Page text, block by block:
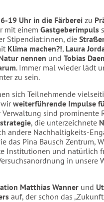
19 Uhr in die Färberei zu
mit einem Gastgeberimpuls
Stipendiat:innen, die
Klima machen?!, Laura
nennen und Tobias
. Immer mal wieder lädt
zu sein.
sich Teilnehmende
weiterführende Impulse
Verwaltung sind
, die unterzeichnete
andere Nachhaltigkeits-
das Pina Bausch Zentrum,
Institutionen und natürlich
in unsere
Matthias Wanner und
auf, der schon das